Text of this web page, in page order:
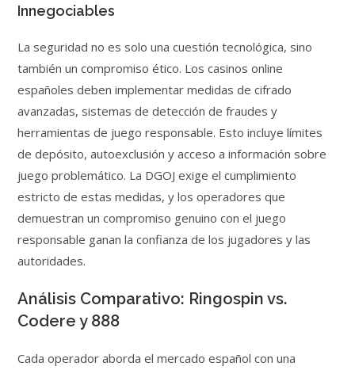
Innegociables
La seguridad no es solo una cuestión tecnológica, sino
también un compromiso ético. Los casinos online
españoles deben implementar medidas de cifrado
avanzadas, sistemas de detección de fraudes y
herramientas de juego responsable. Esto incluye límites
de depósito, autoexclusión y acceso a información sobre
juego problemático. La DGOJ exige el cumplimiento
estricto de estas medidas, y los operadores que
demuestran un compromiso genuino con el juego
responsable ganan la confianza de los jugadores y las
autoridades.
Análisis Comparativo: Ringospin vs.
Codere y 888
Cada operador aborda el mercado español con una